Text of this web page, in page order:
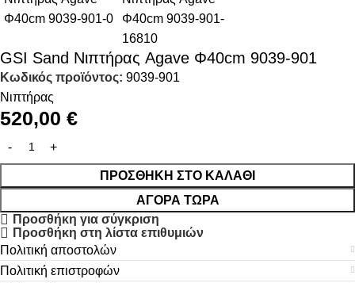
GSI Sand Νιπτήρας Agave Φ40cm 9039-901
Κωδικός προϊόντος: 9039-901
Νιπτήρας
520,00 €
ΠΡΟΣΘΉΚΗ ΣΤΟ ΚΑΛΆΘΙ
ΑΓΟΡΆ ΤΏΡΑ
Προσθήκη για σύγκριση
Προσθήκη στη λίστα επιθυμιών
Πολιτική αποστολών
Πολιτική επιστροφών